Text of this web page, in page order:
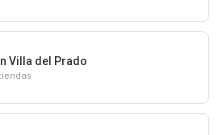
Villa del Prado